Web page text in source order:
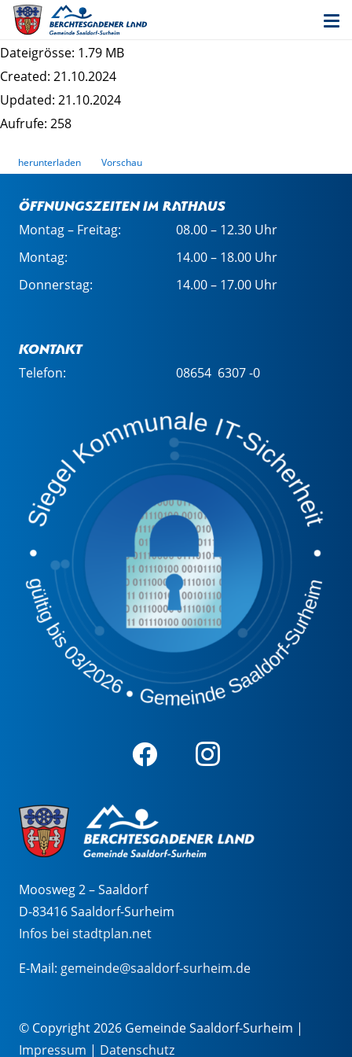
Entwurf Bebauungsplan Surheim Ost -
Planzeichnung
Dateigrösse: 1.79 MB
Created: 21.10.2024
Updated: 21.10.2024
Aufrufe: 258
herunterladen Vorschau
Öffnungszeiten im Rathaus
Montag – Freitag:
08.00 – 12.30 Uhr
Montag:
14.00 – 18.00 Uhr
Donnerstag:
14.00 – 17.00 Uhr
Kontakt
Telefon: 08654 6307 -0
Moosweg 2 – Saaldorf
D-83416 Saaldorf-Surheim
Infos bei stadtplan.net
E-Mail: gemeinde@saaldorf-surheim.de
© Copyright 2026 Gemeinde Saaldorf-Surheim |
Impressum | Datenschutz